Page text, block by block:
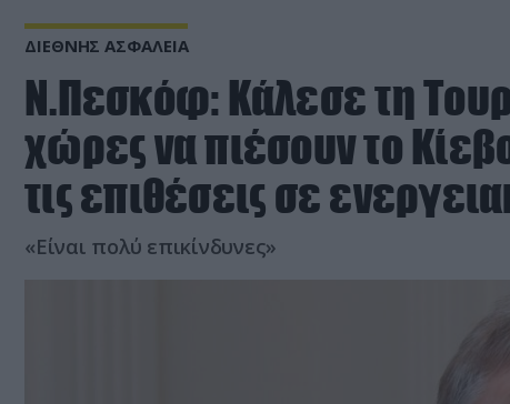
ΔΙΕΘΝΗΣ ΑΣΦΑΛΕΙΑ
Ν.Πεσκόφ: Κάλεσε τη
χώρες να πιέσουν το
τις επιθέσεις σε
«Είναι πολύ επικίνδυνες»